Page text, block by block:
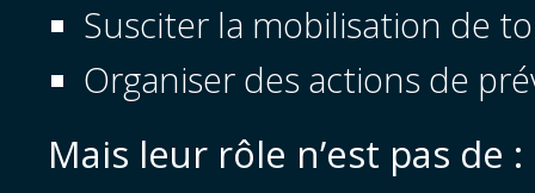
Susciter la mobilisation de
Organiser des actions de
Mais leur rôle n’est pas de :